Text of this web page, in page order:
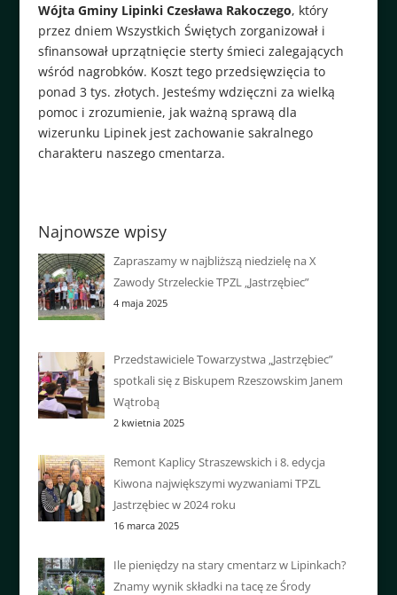
Wójta Gminy Lipinki Czesława Rakoczego, który
przez dniem Wszystkich Świętych zorganizował i
sfinansował uprzątnięcie sterty śmieci zalegających
wśród nagrobków. Koszt tego przedsięwzięcia to
ponad 3 tys. złotych. Jesteśmy wdzięczni za wielką
pomoc i zrozumienie, jak ważną sprawą dla
wizerunku Lipinek jest zachowanie sakralnego
charakteru naszego cmentarza.
Najnowsze wpisy
Zapraszamy w najbliższą niedzielę na X
Zawody Strzeleckie TPZL „Jastrzębiec”
4 maja 2025
Przedstawiciele Towarzystwa „Jastrzębiec”
spotkali się z Biskupem Rzeszowskim Janem
Wątrobą
2 kwietnia 2025
Remont Kaplicy Straszewskich i 8. edycja
Kiwona największymi wyzwaniami TPZL
Jastrzębiec w 2024 roku
16 marca 2025
Ile pieniędzy na stary cmentarz w Lipinkach?
Znamy wynik składki na tacę ze Środy